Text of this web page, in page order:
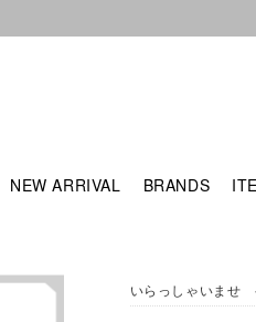
NEW ARRIVAL BRANDS
いらっしゃいませ